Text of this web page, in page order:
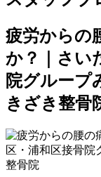
疲労からの
か？｜さい
院グループ
きざき整骨